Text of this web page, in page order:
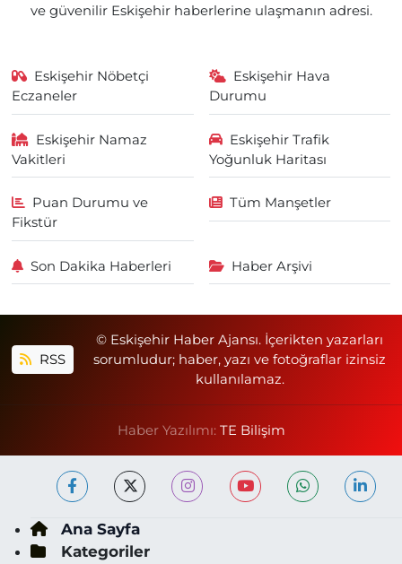
ve güvenilir Eskişehir haberlerine ulaşmanın adresi.
Eskişehir Nöbetçi
Eczaneler
Eskişehir Hava
Durumu
Eskişehir Namaz
Vakitleri
Eskişehir Trafik
Yoğunluk Haritası
Puan Durumu ve
Fikstür
Tüm Manşetler
Son Dakika Haberleri Haber Arşivi
RSS
© Eskişehir Haber Ajansı. İçerikten yazarları
sorumludur; haber, yazı ve fotoğraflar izinsiz
kullanılamaz.
Haber Yazılımı: TE Bilişim
Ana Sayfa
Kategoriler